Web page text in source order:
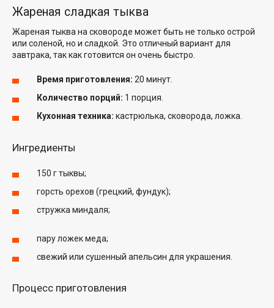
Жареная сладкая тыква
Жареная тыква на сковороде может быть не только острой
или соленой, но и сладкой. Это отличный вариант для
завтрака, так как готовится он очень быстро.
Время приготовления: 20 минут.
Количество порций: 1 порция.
Кухонная техника: кастрюлька, сковорода, ложка.
Ингредиенты
150 г тыквы;
горсть орехов (грецкий, фундук);
стружка миндаля;
пару ложек меда;
свежий или сушенный апельсин для украшения.
Процесс приготовления